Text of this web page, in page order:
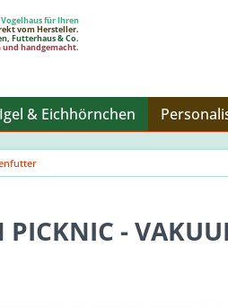
für Ihren
vom Hersteller.
Futterhaus & Co.
handgemacht.
Igel & Eichhörnchen
-